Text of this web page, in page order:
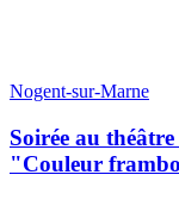
Nogent-sur-Marne
Soirée au
"Couleur